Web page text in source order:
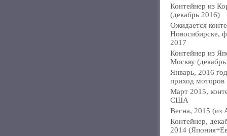
Контейнер из
(декабрь 2016)
Ожидается
Новосибирске,
2017
Контейнер из
Москву
Январь, 2016
приход моторов
Март 2015,
США
Весна, 2015 (из
Контейнер,
2014